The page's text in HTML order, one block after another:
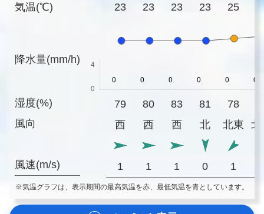
気温(℃)
降水量(mm/h)
湿度(%)
風向
風速(m/s)
23 23 23 23 25
79 80 83 81 78
西
西 西 北 北東 北
1 1 1 0 1
※気温グラフは、表示期間の最高気温を赤、最低気温を青としています。